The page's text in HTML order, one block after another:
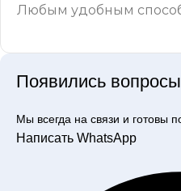
Любым удобным
Появились
Мы всегда на связи и готовы
Написать WhatsApp